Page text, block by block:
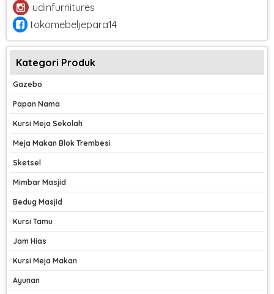
udinfurnitures
tokomebeljepara14
Kategori Produk
Gazebo
Papan Nama
Kursi Meja Sekolah
Meja Makan Blok Trembesi
Sketsel
Mimbar Masjid
Bedug Masjid
Kursi Tamu
Jam Hias
Kursi Meja Makan
Ayunan